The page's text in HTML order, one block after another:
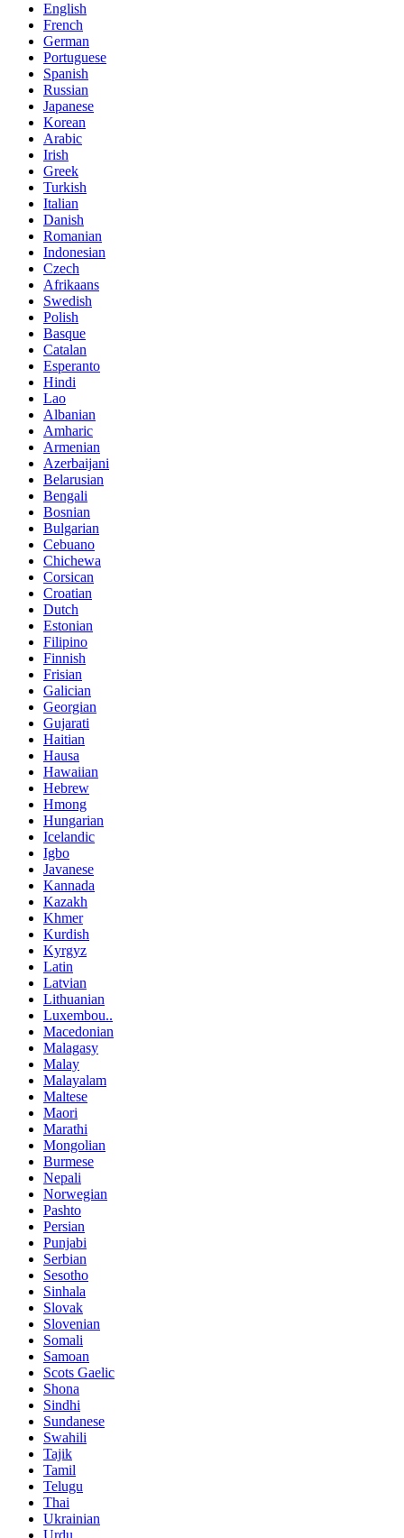
English
French
German
Portuguese
Spanish
Russian
Japanese
Korean
Arabic
Irish
Greek
Turkish
Italian
Danish
Romanian
Indonesian
Czech
Afrikaans
Swedish
Polish
Basque
Catalan
Esperanto
Hindi
Lao
Albanian
Amharic
Armenian
Azerbaijani
Belarusian
Bengali
Bosnian
Bulgarian
Cebuano
Chichewa
Corsican
Croatian
Dutch
Estonian
Filipino
Finnish
Frisian
Galician
Georgian
Gujarati
Haitian
Hausa
Hawaiian
Hebrew
Hmong
Hungarian
Icelandic
Igbo
Javanese
Kannada
Kazakh
Khmer
Kurdish
Kyrgyz
Latin
Latvian
Lithuanian
Luxembou..
Macedonian
Malagasy
Malay
Malayalam
Maltese
Maori
Marathi
Mongolian
Burmese
Nepali
Norwegian
Pashto
Persian
Punjabi
Serbian
Sesotho
Sinhala
Slovak
Slovenian
Somali
Samoan
Scots Gaelic
Shona
Sindhi
Sundanese
Swahili
Tajik
Tamil
Telugu
Thai
Ukrainian